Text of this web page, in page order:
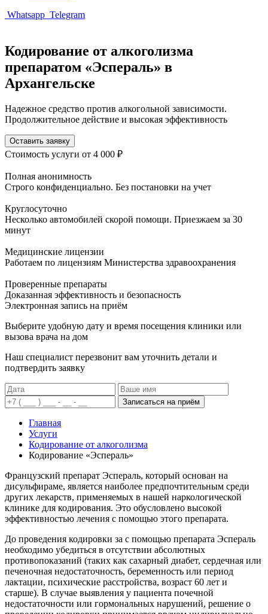
Whatsapp Telegram
Кодирование от алкоголизма
препаратом «Эспераль» в
Архангельске
Надежное средство против алкогольной зависимости.
Продолжительное действие и высокая эффективность
Оставить заявку
Стоимость услуги от 4 000 ₽
Полная анонимность
Строго конфиденциально. Без постановки на учет
Круглосуточно
Несколько автомобилей скорой помощи. Приезжаем за 30
минут
Медицинские лицензии
Работаем по лицензиям Министерства здравоохранения
Проверенные препараты
Доказанная эффективность и безопасность
Электронная запись на приём
Выберите удобную дату и время посещения клиники или
вызова врача на дом
Наш специалист перезвонит вам уточнить детали и
подтвердить заявку
Записаться на приём
Главная
Услуги
Кодирование от алкоголизма
Кодирование «Эспераль»
Французский препарат Эспераль, который основан на
дисульфираме, является наиболее предпочтительным среди
других лекарств, применяемых в нашей наркологической
клинике для кодирования. Это обусловлено высокой
эффективностью лечения с помощью этого препарата.
До проведения кодировки за с помощью препарата Эспераль
необходимо убедиться в отсутствии абсолютных
противопоказаний (таких как сахарный диабет, сердечная или
печеночная недостаточность, беременность или период
лактации, психические расстройства, возраст 60 лет и
старше). В случае выявления у пациента почечной
недостаточности или гормональных нарушений, решение о